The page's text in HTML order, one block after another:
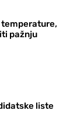
pažnju
liste